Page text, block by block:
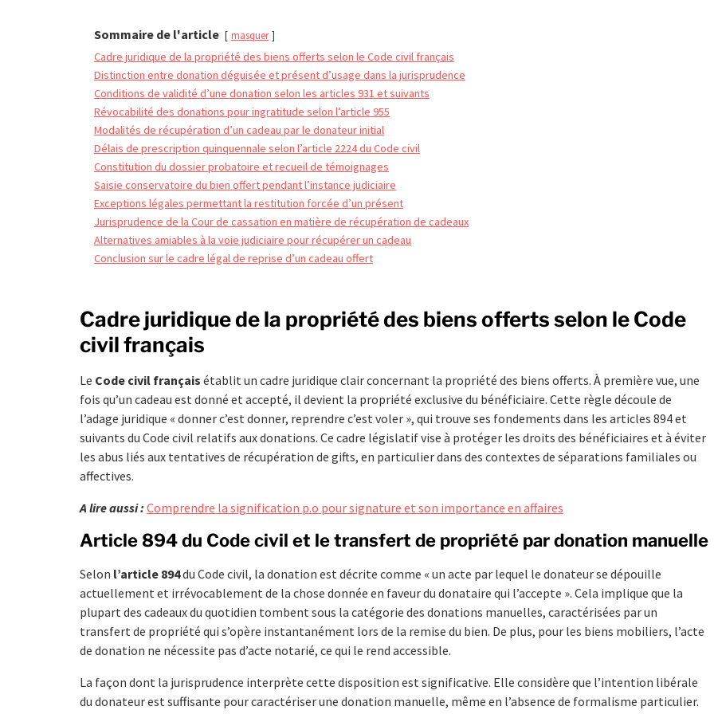
Sommaire de l'article masquer
Cadre juridique de la propriété des biens offerts selon le Code civil français
Distinction entre donation déguisée et présent d’usage dans la jurisprudence
Conditions de validité d’une donation selon les articles 931 et suivants
Révocabilité des donations pour ingratitude selon l’article 955
Modalités de récupération d’un cadeau par le donateur initial
Délais de prescription quinquennale selon l’article 2224 du Code civil
Constitution du dossier probatoire et recueil de témoignages
Saisie conservatoire du bien offert pendant l’instance judiciaire
Exceptions légales permettant la restitution forcée d’un présent
Jurisprudence de la Cour de cassation en matière de récupération de cadeaux
Alternatives amiables à la voie judiciaire pour récupérer un cadeau
Conclusion sur le cadre légal de reprise d’un cadeau offert
Cadre juridique de la propriété des biens offerts selon le Code
civil français
Le Code civil français établit un cadre juridique clair concernant la propriété des biens offerts. À première vue, une
fois qu’un cadeau est donné et accepté, il devient la propriété exclusive du bénéficiaire. Cette règle découle de
l’adage juridique « donner c’est donner, reprendre c’est voler », qui trouve ses fondements dans les articles 894 et
suivants du Code civil relatifs aux donations. Ce cadre législatif vise à protéger les droits des bénéficiaires et à éviter
les abus liés aux tentatives de récupération de gifts, en particulier dans des contextes de séparations familiales ou
affectives.
A lire aussi : Comprendre la signification p.o pour signature et son importance en affaires
Article 894 du Code civil et le transfert de propriété par donation manuelle
Selon l’article 894du Code civil, la donation est décrite comme « un acte par lequel le donateur se dépouille
actuellement et irrévocablement de la chose donnée en faveur du donataire qui l’accepte ». Cela implique que la
plupart des cadeaux du quotidien tombent sous la catégorie des donations manuelles, caractérisées par un
transfert de propriété qui s’opère instantanément lors de la remise du bien. De plus, pour les biens mobiliers, l’acte
de donation ne nécessite pas d’acte notarié, ce qui le rend accessible.
La façon dont la jurisprudence interprète cette disposition est significative. Elle considère que l’intention libérale
du donateur est suffisante pour caractériser une donation manuelle, même en l’absence de formalisme particulier.